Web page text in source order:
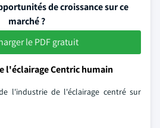
de croissance sur ce
marché ?
le PDF gratuit
l'éclairage Centric humain
l'industrie de l'éclairage centré sur